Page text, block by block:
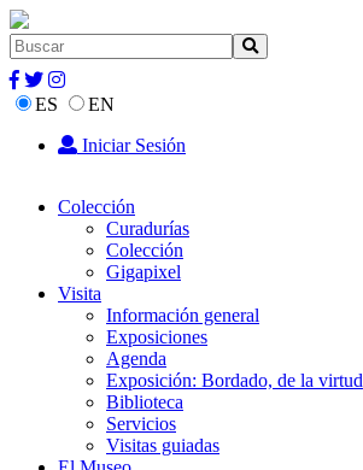
ES
EN
Iniciar Sesión
Colección
Curadurías
Colección
Gigapixel
Visita
Información general
Exposiciones
Agenda
Exposición: Bordado, de la virtud
Biblioteca
Servicios
Visitas guiadas